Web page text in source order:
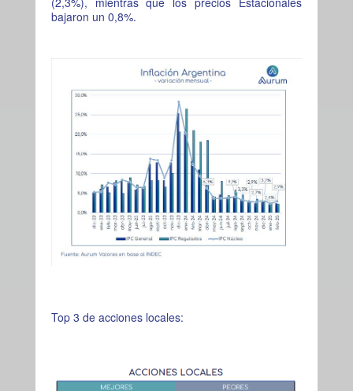
bajaron un 0,8%.
Top 3 de acciones locales: